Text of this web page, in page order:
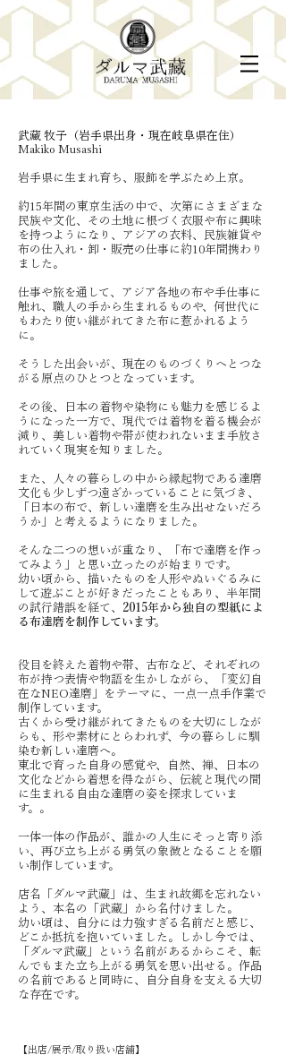
武藏 牧子（岩手県出身・現在岐阜県在住）
Makiko Musashi
​岩手県に生まれ育ち、服飾を学ぶため上京。
約15年間の東京生活の中で、次第にさまざまな
民族や文化、その土地に根づく衣服や布に興味
を持つようになり、アジアの衣料、
民族雑貨や
布の仕入れ・卸・販売の仕事に約10年間携わり
ました。
仕事や旅を通して、アジア各地の布や手仕事に
触れ、職人の手から生まれるものや、何世代に
もわたり使い継がれてきた布に惹かれるよう
に。
そうした出会いが、現在のものづくりへとつな
がる原点のひとつとなっています。
その後、日本の着物や染物にも魅力を感じるよ
うになった一方で、現代では着物を着る機会が
減り、美しい着物や帯が使われないまま手放さ
れていく現実を知りました。​
また、人々の暮らしの中から縁起物である達磨
文化も少しずつ遠ざかっていることに気づき、
「日本の布で、新しい達磨を生み出せないだろ
うか」と考えるようになりました。
そんな二つの想いが重なり、「布で達磨を作っ
てみよう」と思い立ったのが始まりです。
幼い頃から、描いたものを人形やぬいぐるみに
して遊ぶことが好きだったこともあり、半年間
の試行錯誤を経て、 2015年から独自の型紙によ
る布達磨を制作しています。
役目を終えた着物や帯、古布など、それぞれの
布が持つ表情や物語を生かしながら、「変幻自
在なNEO達磨」をテーマに、一点一点手作業で
制作しています。
古くから受け継がれてきたものを大切にしなが
らも、形や素材にとらわれず、今の暮らしに馴
染む新しい達磨へ。
東北で育った自身の感覚や、自然、禅、日本の
文化などから着想を得ながら、伝統と現代の間
に生まれる自由な達磨の姿を探求していま
す。。
一体一体の作品が、誰かの人生にそっと寄り添
い、再び立ち上がる勇気の象徴となることを願
い制作しています。
店名「ダルマ武藏」は、生まれ故郷を忘れない
よう、本名の「武藏」から名付けました。
幼い頃は、自分には力強すぎる名前だと感じ、
どこか抵抗を抱いていました。しかし今では、
「ダルマ武藏」という名前があるからこそ、転
んでもまた立ち上がる勇気を思い出せる。作品
の名前であると同時に、自分自身を支える大切
な存在です。
​【出店/展示/取り扱い店舗】